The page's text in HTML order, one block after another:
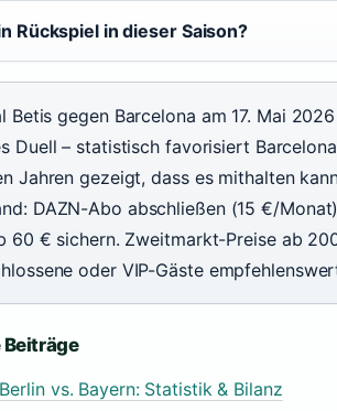
Rückspiel in dieser Saison?
Betis gegen Barcelona am 17. Mai
Duell – statistisch favorisiert
Jahren gezeigt, dass es mithalten
DAZN-Abo abschließen (15 €/
60 € sichern. Zweitmarkt-Preise ab
oder VIP-Gäste
vs. Bayern: Statistik & Bilanz